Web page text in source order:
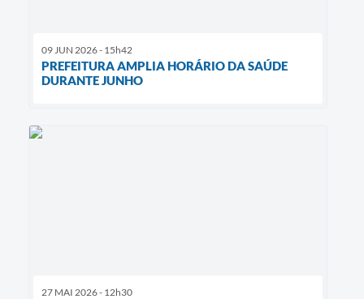
09 JUN 2026 - 15h42
PREFEITURA AMPLIA HORÁRIO DA SAÚDE
DURANTE JUNHO
27 MAI 2026 - 12h30